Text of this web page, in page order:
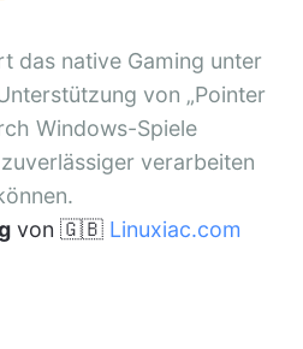
das native Gaming unter
von „Pointer
Windows-Spiele
verarbeiten
von 🇬🇧 Linuxiac.com